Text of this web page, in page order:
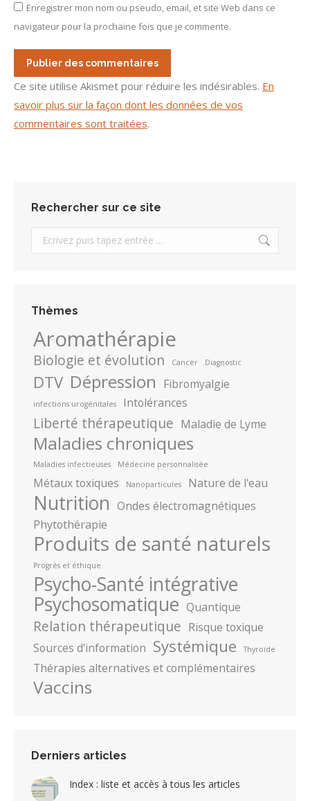
Enregistrer mon nom ou pseudo, email, et site Web dans ce
navigateur pour la prochaine fois que je commente.
Publier des commentaires
Ce site utilise Akismet pour réduire les indésirables. En
savoir plus sur la façon dont les données de vos
commentaires sont traitées.
Rechercher sur ce site
Search:
Thèmes
Aromathérapie
Biologie et évolution Cancer Diagnostic
DTV Dépression Fibromyalgie
infections urogénitales Intolérances
Liberté thérapeutique Maladie de Lyme
Maladies chroniques
Maladies infectieuses Médecine personnalisée
Métaux toxiques Nanoparticules Nature de l'eau
Nutrition Ondes électromagnétiques
Phytothérapie
Produits de santé naturels
Progrès et éthique
Psycho-Santé intégrative
Psychosomatique Quantique
Relation thérapeutique Risque toxique
Sources d'information Systémique Thyroïde
Thérapies alternatives et complémentaires
Vaccins
Derniers articles
Index : liste et accès à tous les articles